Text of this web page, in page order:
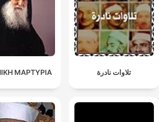
ΜΑΡΤΥΡΙΑ تلاوات نادرة